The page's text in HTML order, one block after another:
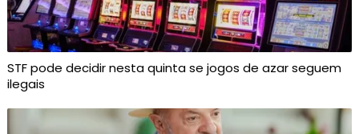
STF pode decidir nesta quinta se jogos de azar seguem
ilegais